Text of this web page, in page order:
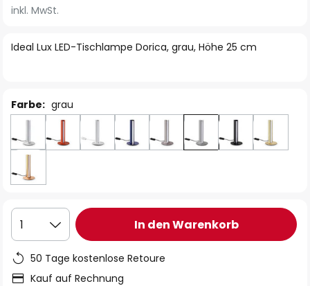
der
springen
Ideal Lux LED-Tischlampe Dorica, grau, Höhe 25 cm
inkl. MwSt.
Farbe: grau
1 In den Warenkorb
50 Tage kostenlose Retoure
Kauf auf Rechnung